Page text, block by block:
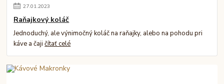
27.01.2023
Raňajkový koláč
Jednoduchý, ale výnimočný koláč na raňajky, alebo na pohodu pri
káve a čajičítať celé